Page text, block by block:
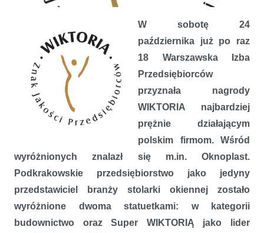
Oknoplast zdobywcą aż dwóch statuetek WIKTORIA
W sobotę 24
października już po raz
18 Warszawska Izba
Przedsiębiorców
przyznała nagrody
WIKTORIA najbardziej
prężnie działającym
polskim firmom. Wśród
wyróżnionych znalazł się m.in. Oknoplast.
Podkrakowskie przedsiębiorstwo jako jedyny
przedstawiciel branży stolarki okiennej zostało
wyróżnione dwoma statuetkami: w kategorii
budownictwo oraz Super WIKTORIĄ jako lider